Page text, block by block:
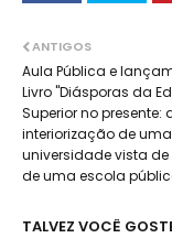
ANTIGOS
Aula Pública e
Livro "Diásporas da
Superior no presente:
interiorização de uma
universidade vista de
de uma escola
TALVEZ VOCÊ